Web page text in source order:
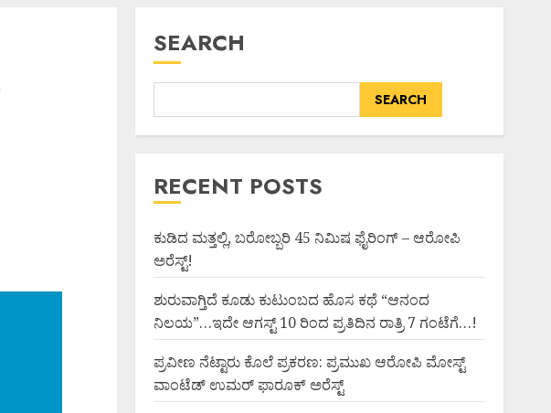
SEARCH
SEARCH
RECENT POSTS
ಕುಡಿದ ಮತ್ತಲ್ಲಿ, ಬರೋಬ್ಬರಿ 45 ನಿಮಿಷ ಫೈರಿಂಗ್ – ಆರೋಪಿ
ಅರೆಸ್ಟ್!
ಶುರುವಾಗ್ತಿದೆ ಕೂಡು ಕುಟುಂಬದ ಹೊಸ ಕಥೆ “ಆನಂದ
ನಿಲಯ”…ಇದೇ ಆಗಸ್ಟ್ 10 ರಿಂದ ಪ್ರತಿದಿನ ರಾತ್ರಿ 7 ಗಂಟೆಗೆ…!
ಪ್ರವೀಣ ನೆಟ್ಟಾರು ಕೊಲೆ ಪ್ರಕರಣ: ಪ್ರಮುಖ ಆರೋಪಿ ಮೋಸ್ಟ್
ವಾಂಟೆಡ್ ಉಮರ್ ಫಾರೂಕ್ ಅರೆಸ್ಟ್